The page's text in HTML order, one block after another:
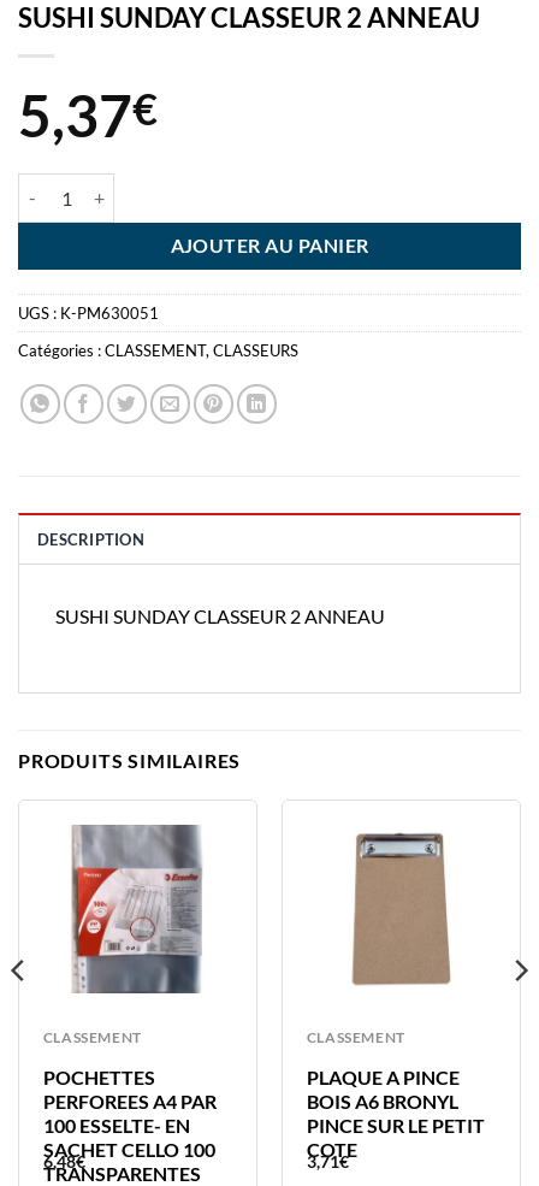
SUSHI SUNDAY CLASSEUR 2 ANNEAU
5,37€
AJOUTER AU PANIER
UGS : K-PM630051
Catégories :CLASSEMENT,CLASSEURS
DESCRIPTION
SUSHI SUNDAY CLASSEUR 2 ANNEAU
PRODUITS SIMILAIRES
CLASSEMENT
POCHETTES
PERFOREES A4 PAR
100 ESSELTE- EN
SACHET CELLO 100
TRANSPARENTES
6,48€
CLASSEMENT
PLAQUE A PINCE
BOIS A6 BRONYL
PINCE SUR LE PETIT
COTE
3,71€